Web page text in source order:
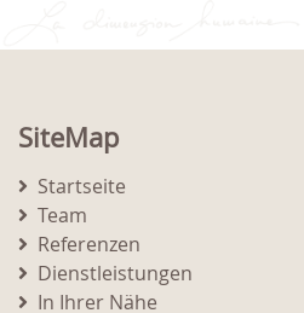
SiteMap
Startseite
Team
Referenzen
Dienstleistungen
In Ihrer Nähe